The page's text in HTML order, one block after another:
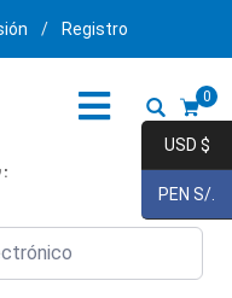
/ Registro
0
USD $
PEN S/.